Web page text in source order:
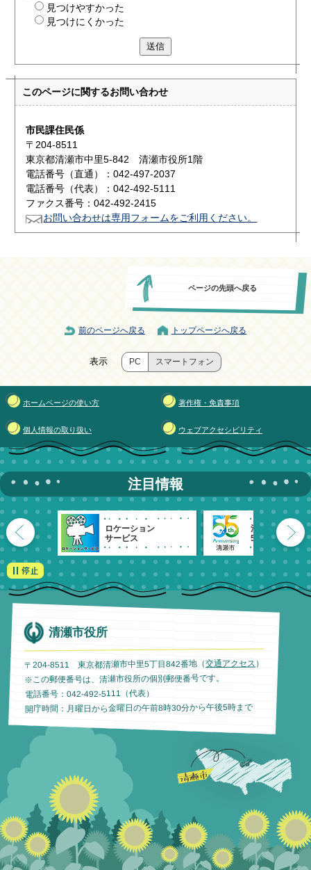
見つけやすかった
見つけにくかった
送信
このページに関するお問い合わせ
市民課住民係
〒204-8511
東京都清瀬市中里5-842 清瀬市役所1階
電話番号（直通）：042-497-2037
電話番号（代表）：042-492-5111
ファクス番号：042-492-2415
お問い合わせは専用フォームをご利用ください。
ページの先頭へ戻る
前のページへ戻る トップページへ戻る
表示 PC スマートフォン
ホームページの使い方 著作権・免責事項
個人情報の取り扱い ウェブアクセシビリティ
注目情報
ロケーション
サービス
清瀬市
55周年記念
清瀬市役所
〒204-8511 東京都清瀬市中里5丁目842番地（交通アクセス ）
※この郵便番号は、清瀬市役所の個別郵便番号です。
電話番号：042-492-5111（代表）
開庁時間：月曜日から金曜日の午前8時30分から午後5時まで